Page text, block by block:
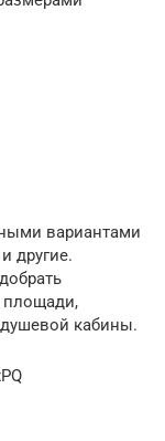
вариантами
другие.
площади,
кабины.